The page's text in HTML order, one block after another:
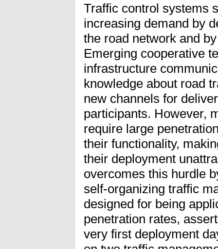
Traffic control systems
increasing demand by
the road network and
Emerging cooperative
infrastructure
knowledge about road
new channels for
participants. However,
require large
their functionality,
their deployment
overcomes this hurdle
self-organizing traffic
designed for being
penetration rates,
very first deployment